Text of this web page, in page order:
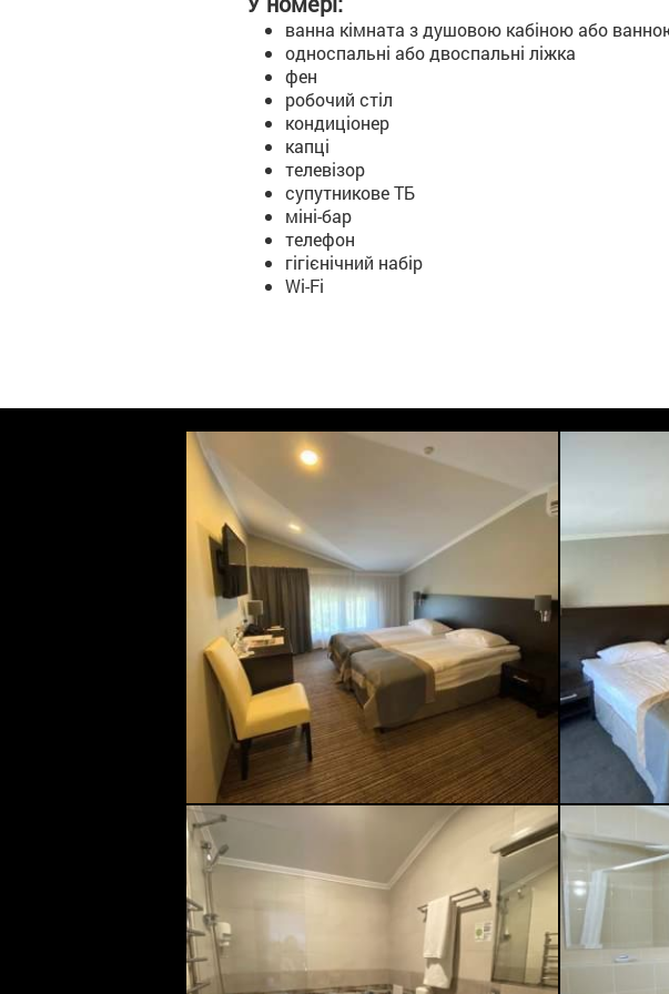
ванна кімната з душовою кабіною або
односпальні або двоспальні ліжка
фен
робочий стіл
кондиціонер
капці
телевізор
супутникове ТБ
міні-бар
телефон
гігієнічний набір
Wi-Fi